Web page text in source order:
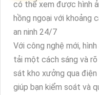
có thể xem được hình
hồng ngoại với khoảng
an ninh 24/7
Với công nghệ mới,
tải một cách sáng và rõ
sát kho xưởng qua
giúp bạn kiểm soát và